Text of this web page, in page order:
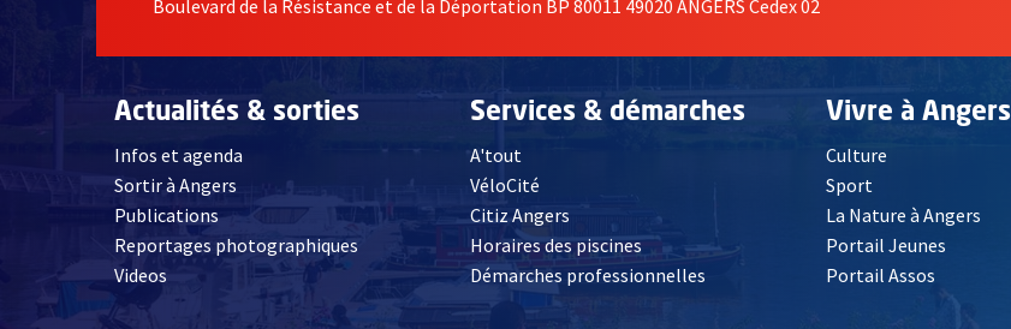
Boulevard de la Résistance et de la Déportation BP 80011 49020 ANGERS Cedex 02
Actualités & sorties
Infos et agenda
Sortir à Angers
Publications
Reportages photographiques
Videos, Ouvre une nouvelle fenêtre
Services & démarches
A'tout
VéloCité
Citiz Angers , Ouvre une nouvelle fenêtre
Horaires des piscines
Démarches professionnelles
Vivre à Angers
Culture
Sport
La Nature à Angers
Portail Jeunes
Portail Assos